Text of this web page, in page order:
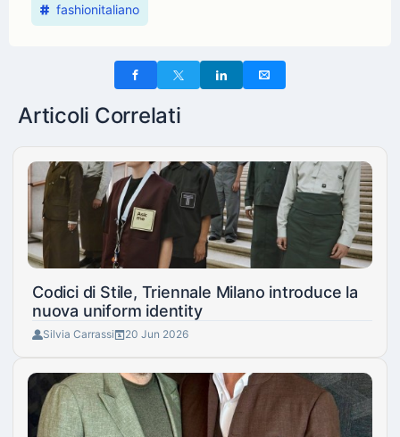
fashionitaliano
Articoli Correlati
Codici di Stile, Triennale Milano introduce la
nuova uniform identity
Silvia Carrassi 20 Jun 2026